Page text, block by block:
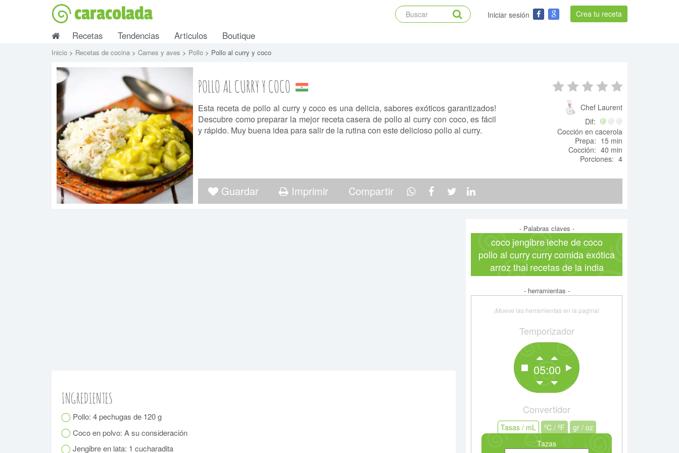
caracolada Crea tu receta
Iniciar sesión
Recetas Tendencias Articulos Boutique
Inicio > Recetas de cocina > Carnes y aves > Pollo > Pollo al curry y coco
Chef Laurent
Dif:
Cocción en cacerola
Prepa: 15 min
Cocción: 40 min
Porciones: 4
POLLO AL CURRY Y COCO
Esta receta de pollo al curry y coco es una delicia, sabores exóticos garantizados!
Descubre como preparar la mejor receta casera de pollo al curry con coco, es fácil
y rápido. Muy buena idea para salir de la rutina con este delicioso pollo al curry.
Guardar Imprimir Compartir
- Palabras claves -
coco jengibre leche de coco
pollo al currycurrycomida exótica
arroz thai recetas de la india
- herramientas -
¡Mueve las herramientas en la pagina!
Temporizador
05:00
Convertidor
Tasas / mL ºC / ºF gr / oz
Tasas / mL ºC / ºF
gr / oz
Tazas
INGREDIENTES
Pollo: 4 pechugas de 120 g
Coco en polvo: A su consideración
Jengibre en lata: 1 cucharadita